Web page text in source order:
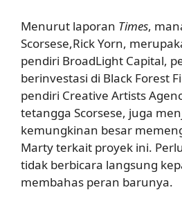
Menurut laporan Times,
Scorsese,Rick Yorn,
pendiri BroadLight Capital,
berinvestasi di Black Forest
pendiri Creative Artists
tetangga Scorsese, juga
kemungkinan besar
Marty terkait proyek ini.
tidak berbicara langsung
membahas peran barunya.